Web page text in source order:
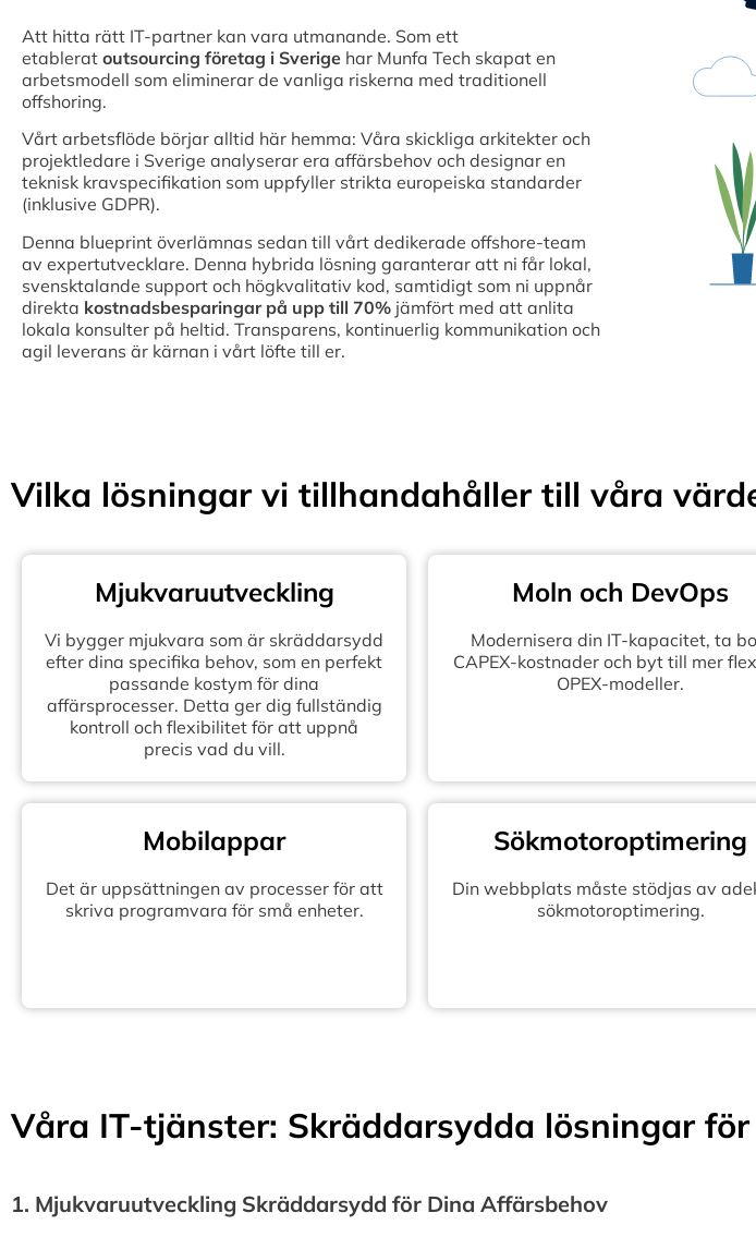
Att hitta rätt IT-partner kan vara utmanande. Som ett
etablerat outsourcing företag i Sverige har Munfa Tech skapat en
arbetsmodell som eliminerar de vanliga riskerna med traditionell
offshoring.
Vårt arbetsflöde börjar alltid här hemma: Våra skickliga arkitekter och
projektledare i Sverige analyserar era affärsbehov och designar en
teknisk kravspecifikation som uppfyller strikta europeiska standarder
(inklusive GDPR).
Denna blueprint överlämnas sedan till vårt dedikerade offshore-team
av expertutvecklare. Denna hybrida lösning garanterar att ni får lokal,
svensktalande support och högkvalitativ kod, samtidigt som ni uppnår
direkta kostnadsbesparingar på upp till 70% jämfört med att anlita
lokala konsulter på heltid. Transparens, kontinuerlig kommunikation och
agil leverans är kärnan i vårt löfte till er.
Vilka lösningar vi tillhandahåller till våra
Mjukvaruutveckling
Vi bygger mjukvara som är skräddarsydd
efter dina specifika behov, som en perfekt
passande kostym för dina
affärsprocesser. Detta ger dig fullständig
kontroll och flexibilitet för att uppnå
precis vad du vill.
Moln och DevOps
Modernisera din IT-kapacitet, ta
CAPEX-kostnader och byt till mer
OPEX-modeller.
Mobilappar
Det är uppsättningen av processer för att
skriva programvara för små enheter.
Sökmotoroptimering
Din webbplats måste stödjas av
sökmotoroptimering.
Våra IT-tjänster: Skräddarsydda lösningar
1.⁠ ⁠Mjukvaruutveckling Skräddarsydd för Dina Affärsbehov